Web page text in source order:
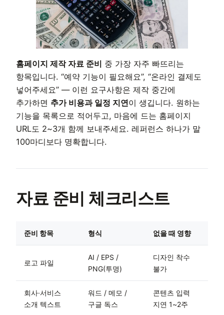
홈페이지 제작 자료 준비 중 가장 자주 빠뜨리는
항목입니다. “예약 기능이 필요해요”, “온라인 결제도
넣어주세요” — 이런 요구사항은 제작 중간에
추가하면 추가 비용과 일정 지연이 생깁니다. 원하는
기능을 목록으로 적어두고, 마음에 드는 홈페이지
URL도 2~3개 함께 보내주세요. 레퍼런스 하나가 말
100마디보다 명확합니다.
자료 준비 체크리스트
준비 항목 형식 없을 때 영향
로고 파일
AI / EPS /
PNG(투명)
디자인 착수
불가
회사·서비스
소개 텍스트
워드 / 메모 /
구글 독스
콘텐츠 입력
지연 1~2주